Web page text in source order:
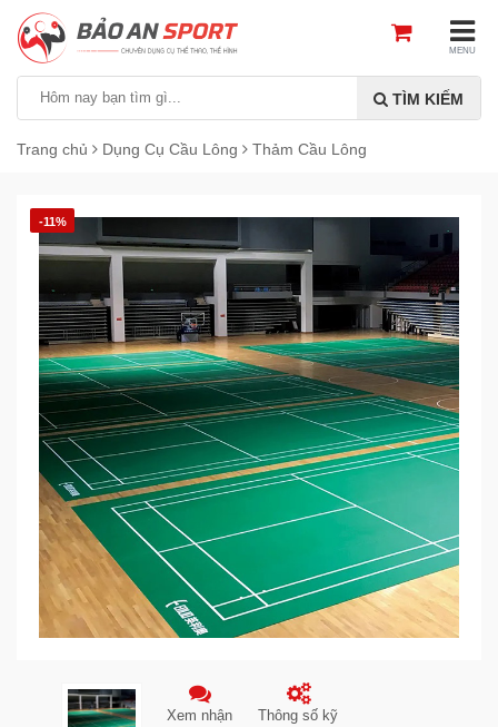
MENU
TÌM KIẾM
Trang chủ Dụng Cụ Cầu Lông Thảm Cầu Lông
-11%
Xem nhận
Thông số kỹ